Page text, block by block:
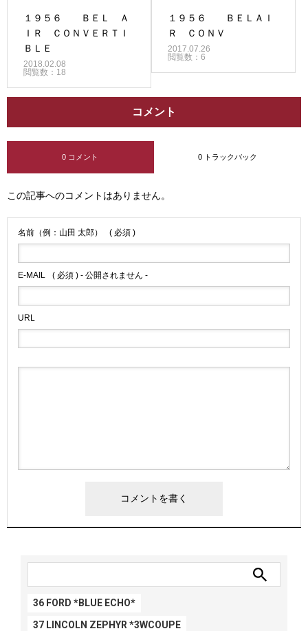
１９５６ ＢＥＬ Ａ
ＩＲ ＣＯＮＶＥＲＴＩ
ＢＬＥ
2018.02.08
閲覧数：18
１９５６ ＢＥＬＡＩ
Ｒ ＣＯＮＶ
2017.07.26
閲覧数：6
コメント
0 コメント 0 トラックバック
この記事へのコメントはありません。
名前（例：山田 太郎） ( 必須 )
E-MAIL ( 必須 ) - 公開されません -
URL
36 FORD *BLUE ECHO*
37 LINCOLN ZEPHYR *3WCOUPE